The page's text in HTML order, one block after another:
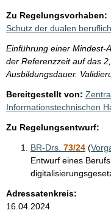
Zu Regelungsvorhaben:
Schutz der dualen
Einführung einer Mindest-
der Referenzzeit auf das
Ausbildungsdauer.
Bereitgestellt von:
Informationstechnischen
Zu Regelungsentwurf:
BR-Drs. 73/24 (
Entwurf eines
Adressatenkreis:
16.04.2024